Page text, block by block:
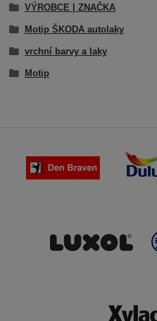
VÝROBCE | ZNAČKA
Motip ŠKODA autolaky
vrchní barvy a laky
Motip